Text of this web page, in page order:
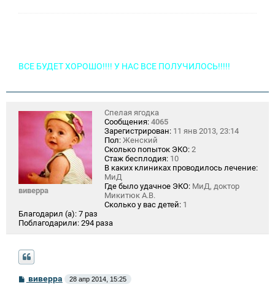
ВСЕ БУДЕТ ХОРОШО!!!! У НАС ВСЕ ПОЛУЧИЛОСЬ!!!!!
виверра
Спелая ягодка
Сообщения: 4065
Зарегистрирован: 11 янв 2013, 23:14
Пол: Женский
Сколько попыток ЭКО: 2
Стаж бесплодия: 10
В каких клиниках проводилось лечение:
МиД
Где было удачное ЭКО: МиД, доктор
Микитюк А.В.
Сколько у вас детей: 1
Благодарил (а): 7 раз
Поблагодарили: 294 раза
Свиверра 28 апр 2014, 15:25